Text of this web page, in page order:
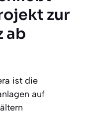
zur
ab
ist die
auf